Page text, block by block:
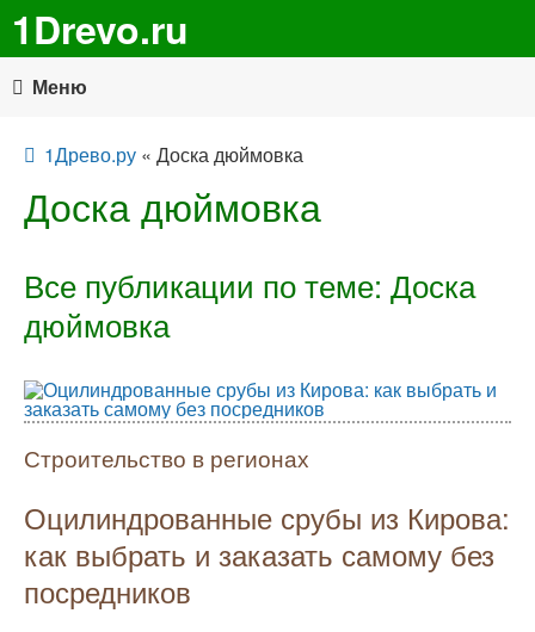
1Drevo.ru
Меню
1Древо.ру « Доска дюймовка
Доска дюймовка
Все публикации по теме: Доска
дюймовка
Строительство в регионах
Оцилиндрованные срубы из Кирова:
как выбрать и заказать самому без
посредников